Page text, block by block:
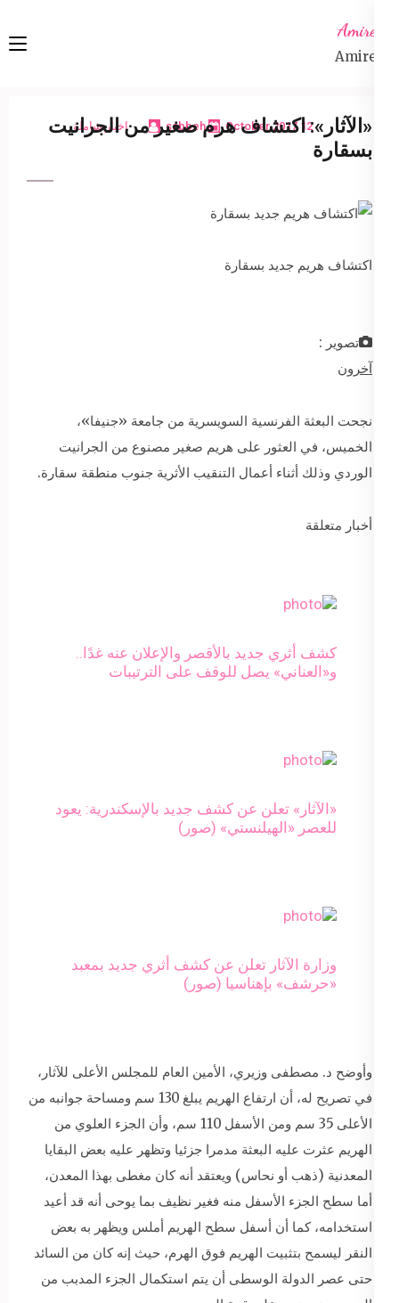
content
Enter)
Amireta
Amireta
12 October 2017
sabbeh اخبار شاملة
«الآثار»: اكتشاف هرم صغير من الجرانيت
بسقارة
اكتشاف هريم جديد بسقارة
تصوير :
آخرون
نجحت البعثة الفرنسية السويسرية من جامعة «جنيفا»،
الخميس، في العثور على هريم صغير مصنوع من الجرانيت
الوردي وذلك أثناء أعمال التنقيب الأثرية جنوب منطقة سقارة.
أخبار متعلقة
كشف أثري جديد بالأقصر والإعلان عنه غدًا..
و«العناني» يصل للوقف على الترتيبات
«الآثار» تعلن عن كشف جديد بالإسكندرية: يعود
للعصر «الهيلنستي» (صور)
وزارة الآثار تعلن عن كشف أثري جديد بمعبد
«حرشف» بإهناسيا (صور)
وأوضح د. مصطفى وزيري، الأمين العام للمجلس الأعلى للآثار،
في تصريح له، أن ارتفاع الهريم يبلغ 130 سم ومساحة جوانبه من
الأعلى 35 سم ومن الأسفل 110 سم، وأن الجزء العلوي من
الهريم عثرت عليه البعثة مدمرا جزئيا وتظهر عليه بعض البقايا
المعدنية (ذهب أو نحاس) ويعتقد أنه كان مغطى بهذا المعدن،
أما سطح الجزء الأسفل منه فغير نظيف بما يوحى أنه قد أعيد
استخدامه، كما أن أسفل سطح الهريم أملس ويظهر به بعض
النقر ليسمح بتثبيت الهريم فوق الهرم، حيث إنه كان من السائد
حتى عصر الدولة الوسطى أن يتم استكمال الجزء المدبب من